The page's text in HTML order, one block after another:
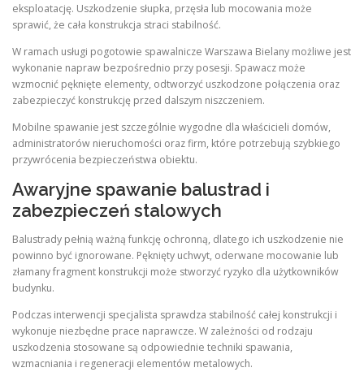
eksploatację. Uszkodzenie słupka, przęsła lub mocowania może
sprawić, że cała konstrukcja straci stabilność.
W ramach usługi pogotowie spawalnicze Warszawa Bielany możliwe jest
wykonanie napraw bezpośrednio przy posesji. Spawacz może
wzmocnić pęknięte elementy, odtworzyć uszkodzone połączenia oraz
zabezpieczyć konstrukcję przed dalszym niszczeniem.
Mobilne spawanie jest szczególnie wygodne dla właścicieli domów,
administratorów nieruchomości oraz firm, które potrzebują szybkiego
przywrócenia bezpieczeństwa obiektu.
Awaryjne spawanie balustrad i
zabezpieczeń stalowych
Balustrady pełnią ważną funkcję ochronną, dlatego ich uszkodzenie nie
powinno być ignorowane. Pęknięty uchwyt, oderwane mocowanie lub
złamany fragment konstrukcji może stworzyć ryzyko dla użytkowników
budynku.
Podczas interwencji specjalista sprawdza stabilność całej konstrukcji i
wykonuje niezbędne prace naprawcze. W zależności od rodzaju
uszkodzenia stosowane są odpowiednie techniki spawania,
wzmacniania i regeneracji elementów metalowych.